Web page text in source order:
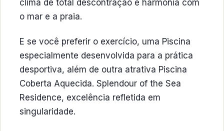
clima de total descontração e harmonia com
o mar e a praia.
E se você preferir o exercício, uma Piscina
especialmente desenvolvida para a prática
desportiva, além de outra atrativa Piscina
Coberta Aquecida. Splendour of the Sea
Residence, excelência refletida em
singularidade.